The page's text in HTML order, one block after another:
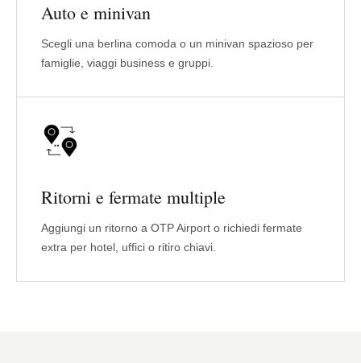
Auto e minivan
Scegli una berlina comoda o un minivan spazioso per
famiglie, viaggi business e gruppi.
Ritorni e fermate multiple
Aggiungi un ritorno a OTP Airport o richiedi fermate
extra per hotel, uffici o ritiro chiavi.